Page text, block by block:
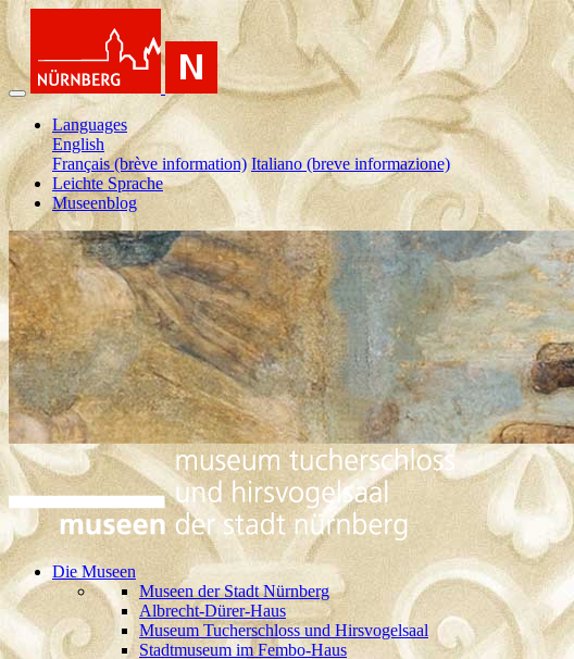
Languages
English
Français (brève information) Italiano (breve informazione)
Leichte Sprache
Museenblog
Die Museen
Museen der Stadt Nürnberg
Albrecht-Dürer-Haus
Museum Tucherschloss und Hirsvogelsaal
Stadtmuseum im Fembo-Haus